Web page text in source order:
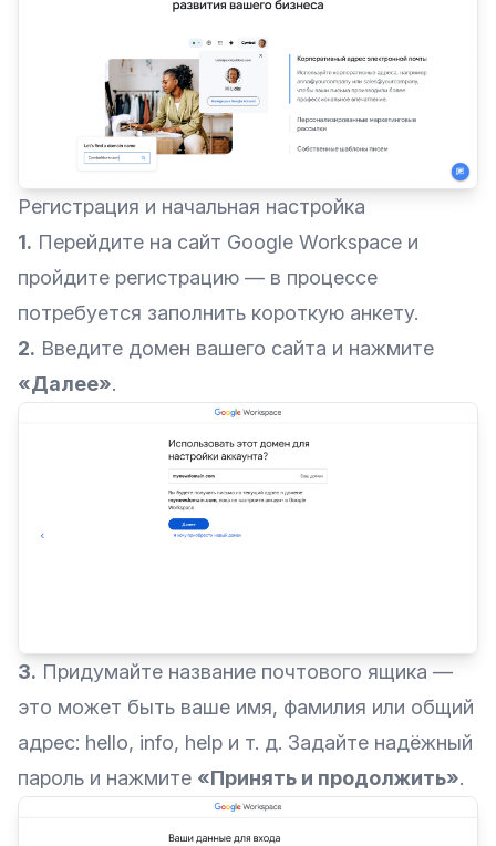
Регистрация и начальная настройка
1. Перейдите на сайт Google Workspace и
пройдите регистрацию — в процессе
потребуется заполнить короткую анкету.
2. Введите домен вашего сайта и нажмите
«Далее».
3. Придумайте название почтового ящика —
это может быть ваше имя, фамилия или общий
адрес: hello, info, help и т. д. Задайте надёжный
пароль и нажмите «Принять и продолжить».